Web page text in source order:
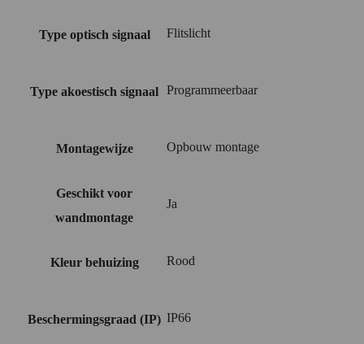
Type optisch signaal Flitslicht
Type akoestisch signaal Programmeerbaar
Montagewijze Opbouw montage
Geschikt voor
wandmontage
Ja
Kleur behuizing Rood
Beschermingsgraad (IP) IP66